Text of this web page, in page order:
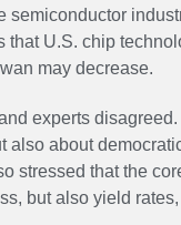
semiconductor
that U.S. chip
may decrease.
experts
also about
stressed that the
but also yield